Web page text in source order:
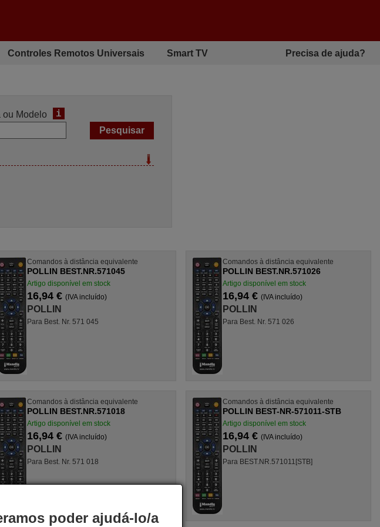
Controles Remotos Universais Smart TV Precisa de ajuda?
ou Modelo i
Comandos à distância equivalente
POLLIN BEST.NR.571045
Artigo disponível em stock
16,94 € (IVA incluído)
POLLIN
Para Best. Nr. 571 045
Comandos à distância equivalente
POLLIN BEST.NR.571026
Artigo disponível em stock
16,94 € (IVA incluído)
POLLIN
Para Best. Nr. 571 026
Comandos à distância equivalente
POLLIN BEST.NR.571018
Artigo disponível em stock
16,94 € (IVA incluído)
POLLIN
Para Best. Nr. 571 018
Comandos à distância equivalente
POLLIN BEST-NR-571011-STB
Artigo disponível em stock
16,94 € (IVA incluído)
POLLIN
Para BEST.NR.571011[STB]
poder ajudá-lo/a